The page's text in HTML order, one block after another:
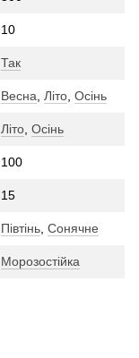
10
Так
Весна, Літо, Осінь
Літо, Осінь
100
15
Півтінь, Сонячне
Морозостійка